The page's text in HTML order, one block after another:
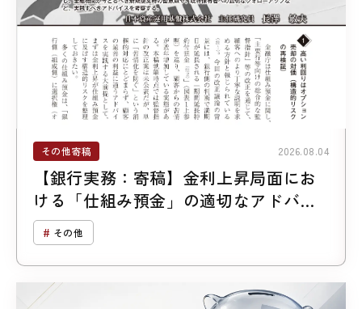
その他寄稿 2026.08.04
【銀行実務：寄稿】金利上昇局面にお
ける「仕組み預金」の適切なアドバイ
ス その他